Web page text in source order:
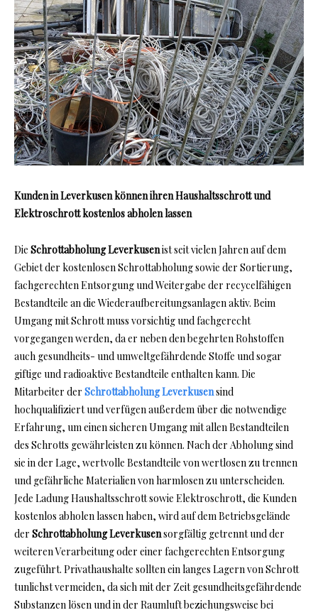
Kunden in Leverkusen können ihren Haushaltsschrott und
Elektroschrott kostenlos abholen lassen
Die Schrottabholung Leverkusenist seit vielen Jahren auf dem
Gebiet der kostenlosen Schrottabholung sowie der Sortierung,
fachgerechten Entsorgung und Weitergabe der recycelfähigen
Bestandteile an die Wiederaufbereitungsanlagen aktiv. Beim
Umgang mit Schrott muss vorsichtig und fachgerecht
vorgegangen werden, da er neben den begehrten Rohstoffen
auch gesundheits- und umweltgefährdende Stoffe und sogar
giftige und radioaktive Bestandteile enthalten kann. Die
Mitarbeiter der Schrottabholung Leverkusensind
hochqualifiziert und verfügen außerdem über die notwendige
Erfahrung, um einen sicheren Umgang mit allen Bestandteilen
des Schrotts gewährleisten zu können. Nach der Abholung sind
sie in der Lage, wertvolle Bestandteile von wertlosen zu trennen
und gefährliche Materialien von harmlosen zu unterscheiden.
Jede Ladung Haushaltsschrott sowie Elektroschrott, die Kunden
kostenlos abholen lassen haben, wird auf dem Betriebsgelände
der Schrottabholung Leverkusensorgfältig getrennt und der
weiteren Verarbeitung oder einer fachgerechten Entsorgung
zugeführt. Privathaushalte sollten ein langes Lagern von Schrott
tunlichst vermeiden, da sich mit der Zeit gesundheitsgefährdende
Substanzen lösen und in der Raumluft beziehungsweise bei